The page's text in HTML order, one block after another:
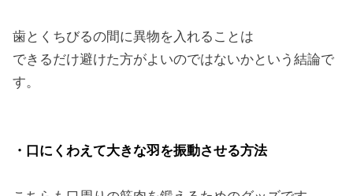
歯とくちびるの間に異物を入れることは
できるだけ避けた方がよいのではないかという結論で
す。
・口にくわえて大きな羽を振動させる方法